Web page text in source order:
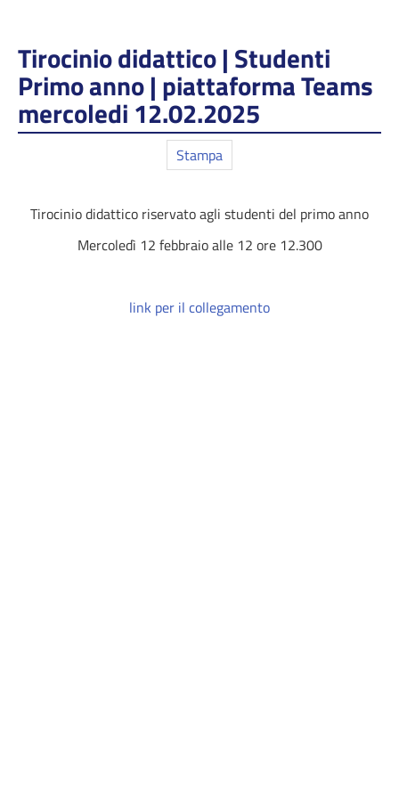
Tirocinio didattico | Studenti
Primo anno | piattaforma Teams
mercoledi 12.02.2025
Stampa
Tirocinio didattico riservato agli studenti del primo anno
Mercoledì 12 febbraio alle 12 ore 12.300
link per il collegamento